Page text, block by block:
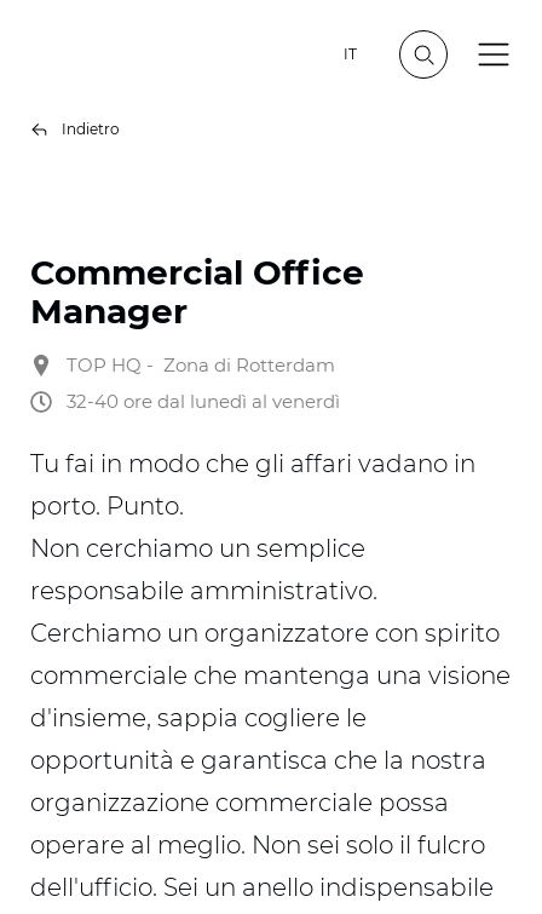
IT
Indietro
Commercial Office
Manager
TOP HQ - Zona di Rotterdam
32-40 ore dal lunedì al venerdì
Tu fai in modo che gli affari vadano in
porto. Punto.
Non cerchiamo un semplice
responsabile amministrativo.
Cerchiamo un organizzatore con spirito
commerciale che mantenga una visione
d'insieme, sappia cogliere le
opportunità e garantisca che la nostra
organizzazione commerciale possa
operare al meglio. Non sei solo il fulcro
dell'ufficio. Sei un anello indispensabile